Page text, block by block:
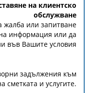
на клиентско
обслужване
жалба или запитване
информация или да
във Вашите условия
задължения към
сметката и услугите.